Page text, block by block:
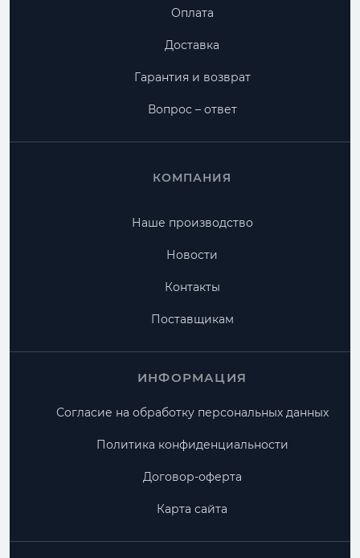
Оплата
Доставка
Гарантия и возврат
Вопрос – ответ
КОМПАНИЯ
Наше производство
Новости
Контакты
Поставщикам
ИНФОРМАЦИЯ
Согласие на обработку персональных данных
Политика конфиденциальности
Договор-оферта
Карта сайта